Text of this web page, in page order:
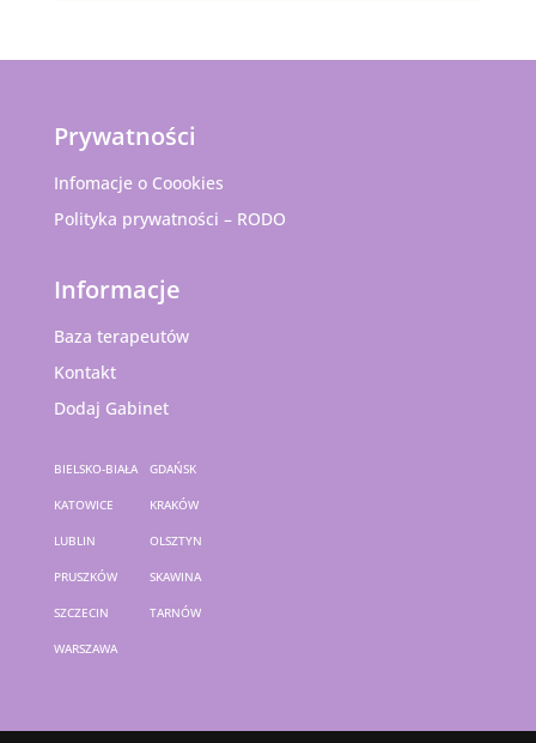
Prywatności
Infomacje o Coookies
Polityka prywatności – RODO
Informacje
Baza terapeutów
Kontakt
Dodaj Gabinet
BIELSKO-BIAŁA GDAŃSK
KATOWICE KRAKÓW
LUBLIN OLSZTYN
PRUSZKÓW SKAWINA
SZCZECIN TARNÓW
WARSZAWA